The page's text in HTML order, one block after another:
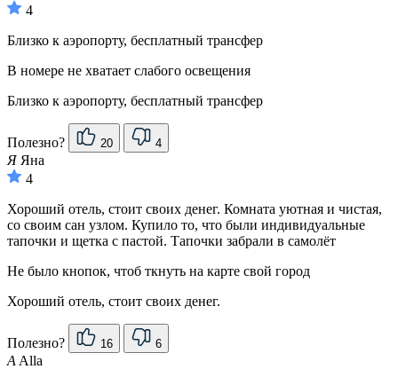
4
Близко к аэропорту, бесплатный трансфер
В номере не хватает слабого освещения
Близко к аэропорту, бесплатный трансфер
Полезно? 20 4
Я Яна
4
Хороший отель, стоит своих денег. Комната уютная и чистая,
со своим сан узлом. Купило то, что были индивидуальные
тапочки и щетка с пастой. Тапочки забрали в самолёт
Не было кнопок, чтоб ткнуть на карте свой город
Хороший отель, стоит своих денег.
Полезно? 16 6
A Alla